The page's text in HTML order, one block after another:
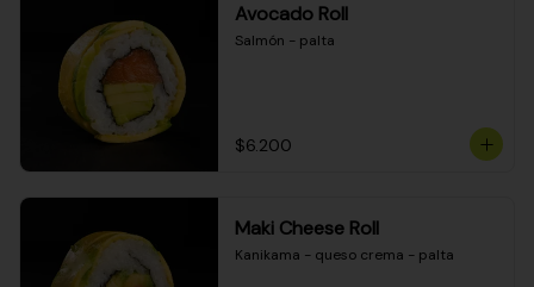
Avocado Roll
Salmón - palta
$6.200
Maki Cheese Roll
Kanikama - queso crema - palta